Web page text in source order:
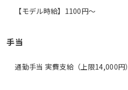
【モデル時給】1100円〜
手当
通勤手当 実費支給（上限14,000円）